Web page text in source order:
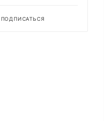
ПОДПИСАТЬСЯ